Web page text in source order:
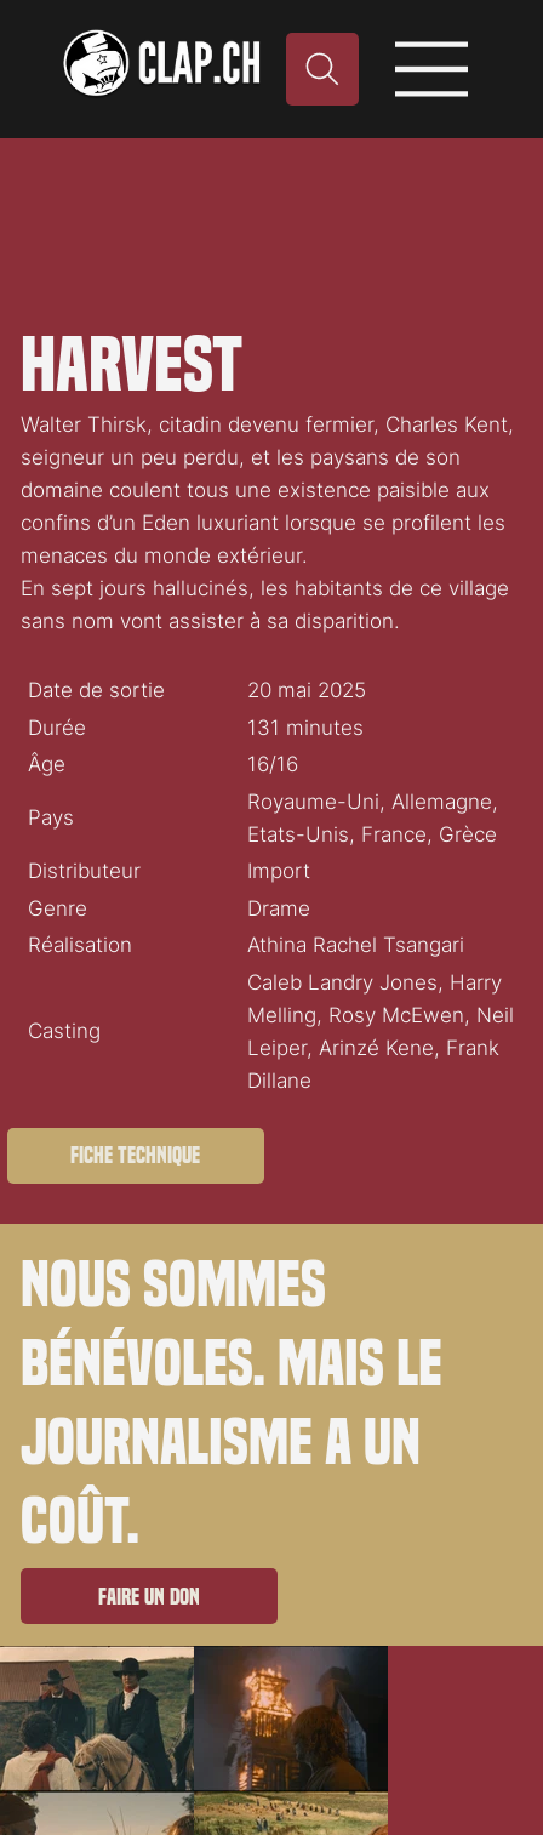
Harvest
Walter Thirsk, citadin devenu fermier, Charles Kent,
seigneur un peu perdu, et les paysans de son
domaine coulent tous une existence paisible aux
confins d’un Eden luxuriant lorsque se profilent les
menaces du monde extérieur.
En sept jours hallucinés, les habitants de ce village
sans nom vont assister à sa disparition.
Date de sortie
20 mai 2025
Durée
131 minutes
Âge
16/16
Pays
Royaume-Uni, Allemagne,
Etats-Unis, France, Grèce
Distributeur
Import
Genre
Drame
Réalisation
Athina Rachel Tsangari
Casting
Caleb Landry Jones, Harry
Melling, Rosy McEwen, Neil
Leiper, Arinzé Kene, Frank
Dillane
Fiche technique
Nous sommes
bénévoles. Mais le
journalisme a un
coût.
Faire un don